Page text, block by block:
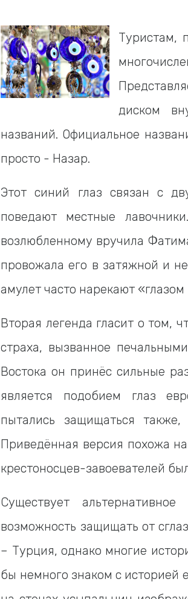
Туристам,
диском
названий. Официальное
просто - Назар.
Этот синий глаз связан с
поведают местные
возлюбленному вручила
провожала его в затяжной и
амулет часто нарекают
Вторая легенда гласит о том,
страха, вызванное
Востока он принёс сильные
является подобием глаз
пытались защищаться
Приведённая версия похожа
крестоносцев-завоевателей
Существует
возможность защищать от
– Турция, однако многие
бы немного знаком с историей